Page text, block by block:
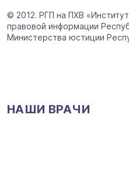
© 2012. РГП на ПХВ
правовой информации
Министерства юстиции
НАШИ ВРАЧИ